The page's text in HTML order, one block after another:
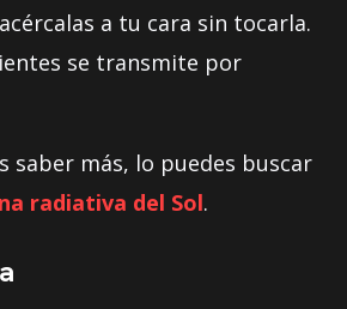
a tu cara sin tocarla.
se transmite por
saber más, lo puedes buscar
radiativa del Sol.